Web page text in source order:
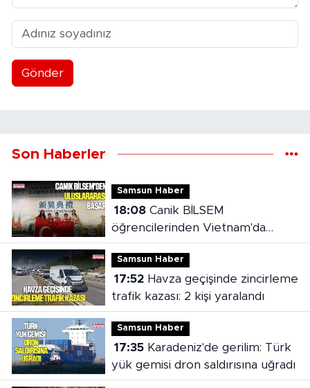
Gönder
Son Haberler
Samsun Haber
18:08Canik BİLSEM
öğrencilerinden Vietnam'da
madalya başarısı
Samsun Haber
17:52Havza geçişinde zincirleme
trafik kazası: 2 kişi yaralandı
Samsun Haber
17:35Karadeniz'de gerilim: Türk
yük gemisi dron saldırısına uğradı